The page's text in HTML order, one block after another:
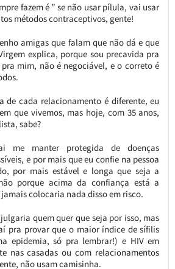
fazem é ” se não usar pílula, vai usar
métodos contraceptivos, gente!
amigas que falam que não dá e que
explica, porque sou precavida pra
mim, não é negociável, e o correto é
de cada relacionamento é diferente, eu
que vivemos, mas hoje, com 35 anos,
sabe?
me manter protegida de doenças
e por mais que eu confie na pessoa
por mais estável e longa que seja a
porque acima da confiança está a
colocaria nada disso em risco.
quem quer que seja por isso, mas
pra provar que o maior índice de sífilis
epidemia, só pra lembrar!) e HIV em
nas casadas ou com relacionamentos
não usam camisinha.